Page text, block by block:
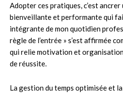
Adopter ces pratiques, c’est ancrer
bienveillante et performante qui
intégrante de mon quotidien
règle de l’entrée » s’est affirmée
qui relie motivation et
de réussite.
La gestion du temps optimisée et